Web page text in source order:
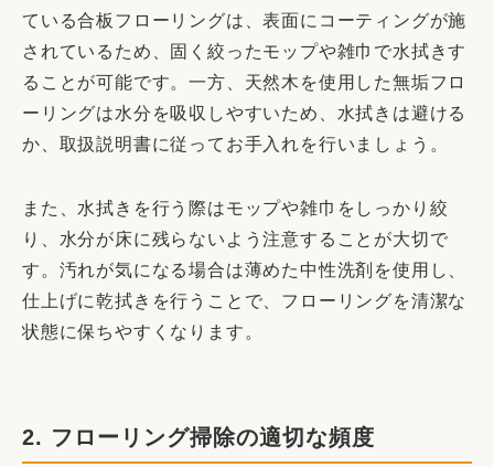
ている合板フローリングは、表面にコーティングが施
されているため、固く絞ったモップや雑巾で水拭きす
ることが可能です。一方、天然木を使用した無垢フロ
ーリングは水分を吸収しやすいため、水拭きは避ける
か、取扱説明書に従ってお手入れを行いましょう。
また、水拭きを行う際はモップや雑巾をしっかり絞
り、水分が床に残らないよう注意することが大切で
す。汚れが気になる場合は薄めた中性洗剤を使用し、
仕上げに乾拭きを行うことで、フローリングを清潔な
状態に保ちやすくなります。
2. フローリング掃除の適切な頻度